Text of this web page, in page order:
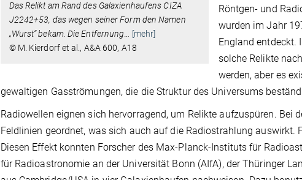
Das Relikt am Rand des Galaxienhaufens CIZA
J2242+53, das wegen seiner Form den Namen
„Wurst“ bekam. Die Entfernung
[mehr]
© M. Kierdorf et al., A&A 600, A18
Röntgen- und
wurden im Jahr
England entdeckt.
solche Relikte
werden, aber es
gewaltigen Gasströmungen, die die Struktur des Universums
Radiowellen eignen sich hervorragend, um Relikte aufzuspüren. Bei
Feldlinien geordnet, was sich auch auf die Radiostrahlung auswirkt.
Diesen Effekt konnten Forscher des Max-Planck-Instituts für
für Radioastronomie an der Universität Bonn (AIfA), der Thüringer